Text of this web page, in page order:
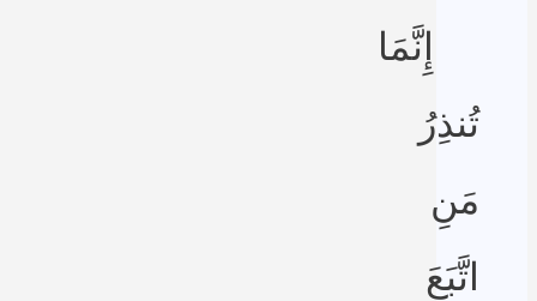
إِنَّمَا
تُنذِرُ
مَنِ
اتَّبَعَ